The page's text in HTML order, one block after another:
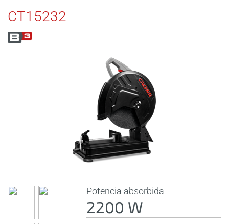
CT15232
Potencia absorbida
2200 W